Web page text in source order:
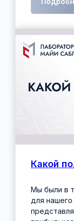
Какой
Мы были в
для